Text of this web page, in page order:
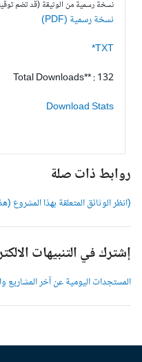
نسخة رسمية من الوثيقة (قد تضم
نسخة رسمية (PDF)
TXT*
Total Downloads** : 132
Download Stats
روابط ذات صلة
(انظر الوثائق المتعلقة بهذا المشروع
إشترك في التنبيهات
المستجدات اليومية عن آخر المشاريع